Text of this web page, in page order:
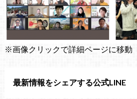
※画像クリックで詳細ページに移動
最新情報をシェアする公式LINE